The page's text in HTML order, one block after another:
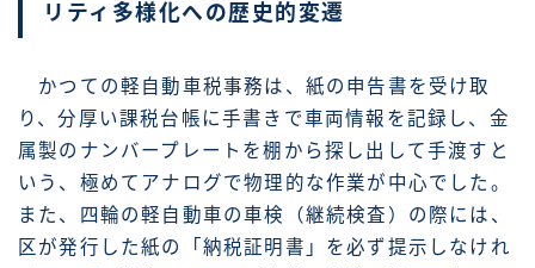
リティ多様化への歴史的変遷
かつての軽自動車税事務は、紙の申告書を受け取
り、分厚い課税台帳に手書きで車両情報を記録し、金
属製のナンバープレートを棚から探し出して手渡すと
いう、極めてアナログで物理的な作業が中心でした。
また、四輪の軽自動車の車検（継続検査）の際には、
区が発行した紙の「納税証明書」を必ず提示しなけれ